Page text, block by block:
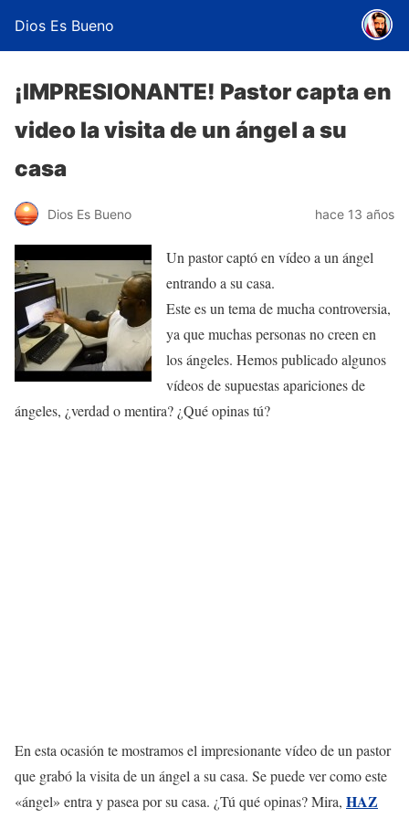
Dios Es Bueno
¡IMPRESIONANTE! Pastor capta en
video la visita de un ángel a su
casa
Dios Es Bueno hace 13 años
Un pastor captó en vídeo a un ángel
entrando a su casa.
Este es un tema de mucha controversia,
ya que muchas personas no creen en
los ángeles. Hemos publicado algunos
vídeos de supuestas apariciones de
ángeles, ¿verdad o mentira? ¿Qué opinas tú?
En esta ocasión te mostramos el impresionante vídeo de un pastor
que grabó la visita de un ángel a su casa. Se puede ver como este
«ángel» entra y pasea por su casa. ¿Tú qué opinas? Mira, HAZ